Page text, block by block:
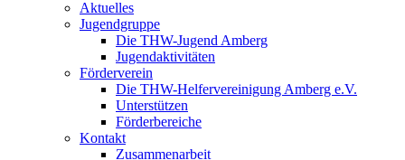
Aktuelles
Jugendgruppe
Die THW-Jugend Amberg
Jugendaktivitäten
Förderverein
Die THW-Helfervereinigung Amberg e.V.
Unterstützen
Förderbereiche
Kontakt
Zusammenarbeit